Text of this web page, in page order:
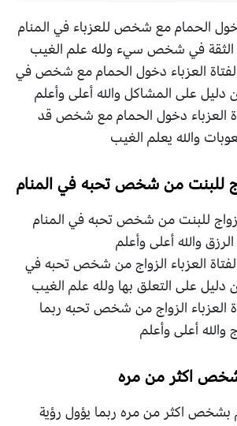
الحمام مع شخص للعزباء في المنام
الثقة في شخص سيء ولله علم الغيب
العزباء دخول الحمام مع شخص في
دليل على المشاكل والله أعلى وأعلم
العزباء دخول الحمام مع شخص قد
والله يعلم الغيب
للبنت من شخص تحبه في المنام
للبنت من شخص تحبه في المنام
والله أعلى وأعلم
العزباء الزواج من شخص تحبه في
دليل على التعلق بها ولله علم الغيب
العزباء الزواج من شخص تحبه ربما
والله أعلى وأعلم
اكثر من مره
بشخص اكثر من مره ربما يؤول رؤية